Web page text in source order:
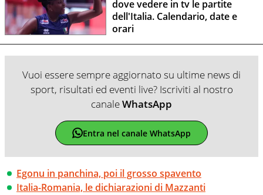
dove vedere in tv le partite
dell'Italia. Calendario, date e
orari
Vuoi essere sempre aggiornato su ultime news di
sport, risultati ed eventi live? Iscriviti al nostro
canaleWhatsApp
Entra nel canale WhatsApp
Egonu in panchina, poi il grosso spavento
Italia-Romania, le dichiarazioni di Mazzanti